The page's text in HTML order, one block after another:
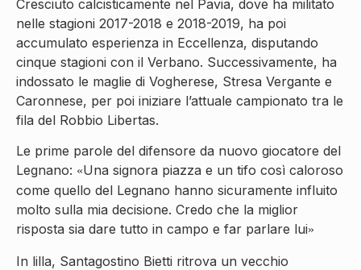
Cresciuto calcisticamente nel Pavia, dove ha militato
nelle stagioni 2017-2018 e 2018-2019, ha poi
accumulato esperienza in Eccellenza, disputando
cinque stagioni con il Verbano. Successivamente, ha
indossato le maglie di Vogherese, Stresa Vergante e
Caronnese, per poi iniziare l’attuale campionato tra le
fila del Robbio Libertas.
Le prime parole del difensore da nuovo giocatore del
Legnano: «Una signora piazza e un tifo così caloroso
come quello del Legnano hanno sicuramente influito
molto sulla mia decisione. Credo che la miglior
risposta sia dare tutto in campo e far parlare lui»
In lilla, Santagostino Bietti ritrova un vecchio